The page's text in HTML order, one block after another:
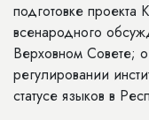
подготовке проекта
всенародного
Верховном Совете;
регулировании
статусе языков в